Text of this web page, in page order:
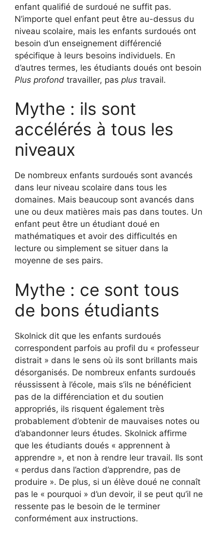
enfant qualifié de surdoué ne suffit pas.
N’importe quel enfant peut être au-dessus du
niveau scolaire, mais les enfants surdoués ont
besoin d’un enseignement différencié
spécifique à leurs besoins individuels. En
d’autres termes, les étudiants doués ont besoin
Plus profond travailler, pas plus travail.
Mythe : ils sont
accélérés à tous les
niveaux
De nombreux enfants surdoués sont avancés
dans leur niveau scolaire dans tous les
domaines. Mais beaucoup sont avancés dans
une ou deux matières mais pas dans toutes. Un
enfant peut être un étudiant doué en
mathématiques et avoir des difficultés en
lecture ou simplement se situer dans la
moyenne de ses pairs.
Mythe : ce sont tous
de bons étudiants
Skolnick dit que les enfants surdoués
correspondent parfois au profil du « professeur
distrait » dans le sens où ils sont brillants mais
désorganisés. De nombreux enfants surdoués
réussissent à l’école, mais s’ils ne bénéficient
pas de la différenciation et du soutien
appropriés, ils risquent également très
probablement d’obtenir de mauvaises notes ou
d’abandonner leurs études. Skolnick affirme
que les étudiants doués « apprennent à
apprendre », et non à rendre leur travail. Ils sont
« perdus dans l’action d’apprendre, pas de
produire ». De plus, si un élève doué ne connaît
pas le « pourquoi » d’un devoir, il se peut qu’il ne
ressente pas le besoin de le terminer
conformément aux instructions.